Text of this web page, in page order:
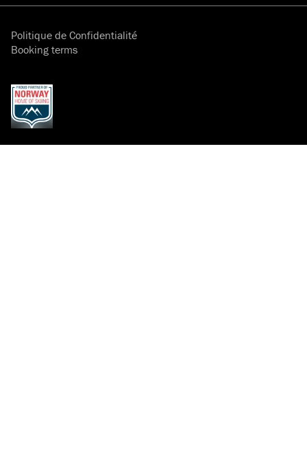
Politique de Confidentialité
Booking terms